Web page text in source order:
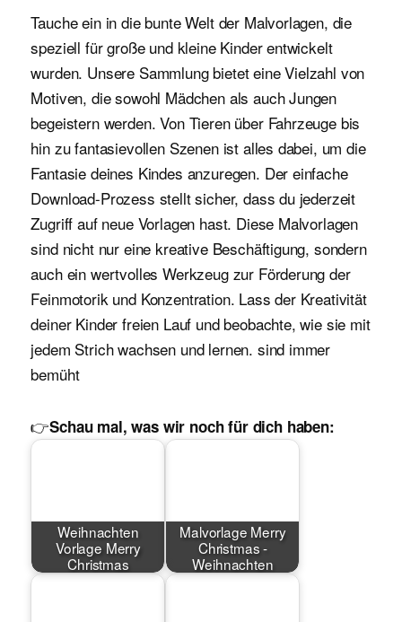
Tauche ein in die bunte Welt der Malvorlagen, die
speziell für große und kleine Kinder entwickelt
wurden. Unsere Sammlung bietet eine Vielzahl von
Motiven, die sowohl Mädchen als auch Jungen
begeistern werden. Von Tieren über Fahrzeuge bis
hin zu fantasievollen Szenen ist alles dabei, um die
Fantasie deines Kindes anzuregen. Der einfache
Download-Prozess stellt sicher, dass du jederzeit
Zugriff auf neue Vorlagen hast. Diese Malvorlagen
sind nicht nur eine kreative Beschäftigung, sondern
auch ein wertvolles Werkzeug zur Förderung der
Feinmotorik und Konzentration. Lass der Kreativität
deiner Kinder freien Lauf und beobachte, wie sie mit
jedem Strich wachsen und lernen. sind immer
bemüht
👉Schau mal, was wir noch für dich haben:
Weihnachten
Vorlage Merry
Christmas
Malvorlage Merry
Christmas -
Weihnachten